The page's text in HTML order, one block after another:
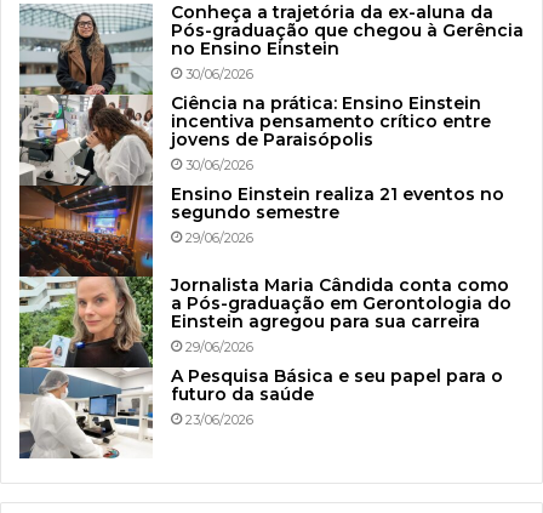
Conheça a trajetória da ex-aluna da
Pós-graduação que chegou à Gerência
no Ensino Einstein
30/06/2026
Ciência na prática: Ensino Einstein
incentiva pensamento crítico entre
jovens de Paraisópolis
30/06/2026
Ensino Einstein realiza 21 eventos no
segundo semestre
29/06/2026
Jornalista Maria Cândida conta como
a Pós-graduação em Gerontologia do
Einstein agregou para sua carreira
29/06/2026
A Pesquisa Básica e seu papel para o
futuro da saúde
23/06/2026